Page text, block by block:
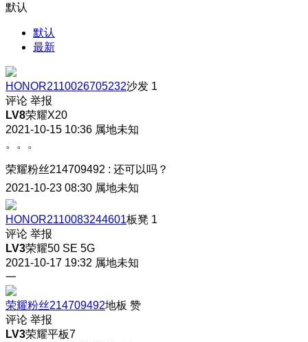
默认
默认
最新
HONOR2110026705232沙发 1
评论 举报
LV8荣耀X20
2021-10-15 10:36 属地未知
。。。
荣耀粉丝214709492 : 还可以吗？
2021-10-23 08:30 属地未知
HONOR2110083244601板凳 1
评论 举报
LV3荣耀50 SE 5G
2021-10-17 19:32 属地未知
一
荣耀粉丝214709492地板 赞
评论 举报
LV3荣耀平板7